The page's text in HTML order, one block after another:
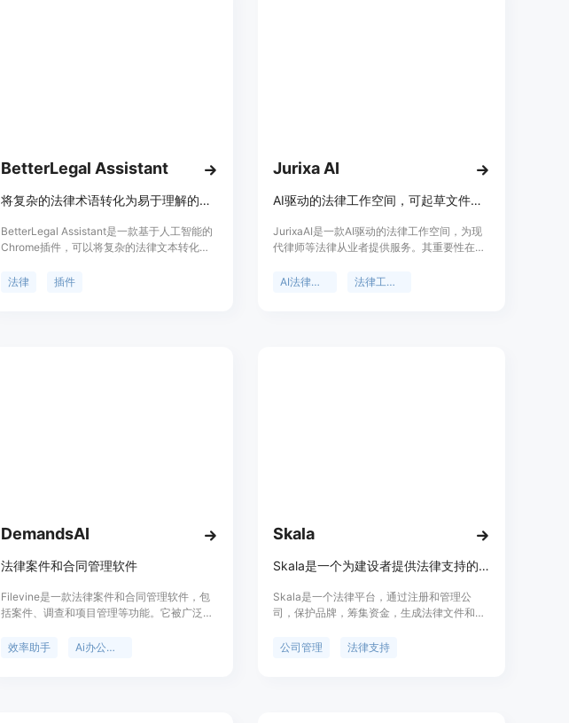
BetterLegal Assistant
将复杂的法律术语转化为易于理解的语言
BetterLegal Assistant是一款基于人工智能的
Chrome插件，可以将复杂的法律文本转化为
资者和创始人。插件还提供了独特的海盗模
法律 插件
Jurixa AI
AI驱动的法律工作空间，可起草文件、管理事务、组织客户等
JurixaAI是一款AI驱动的法律工作空间，为现
代律师等法律从业者提供服务。其重要性在于
包括能够快速起草各种法律文件，提供准确的
AI法律助手 法律工作空间
DemandsAI
法律案件和合同管理软件
Filevine是一款法律案件和合同管理软件，包
括案件、调查和项目管理等功能。它被广泛信
了解更多信息！
效率助手 Ai办公助手
Skala
Skala是一个为建设者提供法律支持的平台，帮助注册和管理公司，保护品牌，筹集资金，生成法律文件，招聘团队。
Skala是一个法律平台，通过注册和管理公
司，保护品牌，筹集资金，生成法律文件和招
公司管理
法律支持